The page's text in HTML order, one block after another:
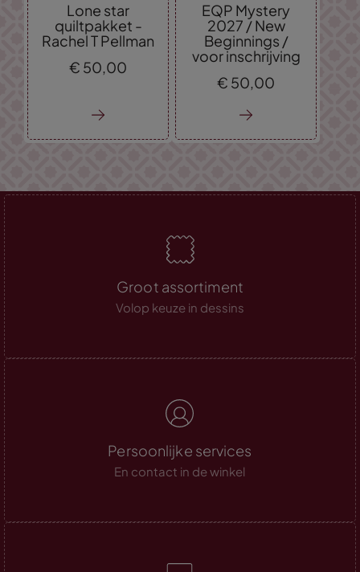
Lone star
quiltpakket -
Rachel T Pellman
€ 50,00
EQP Mystery
2027 / New
Beginnings /
voor inschrijving
€ 50,00
Groot assortiment
Volop keuze in dessins
Persoonlijke services
En contact in de winkel